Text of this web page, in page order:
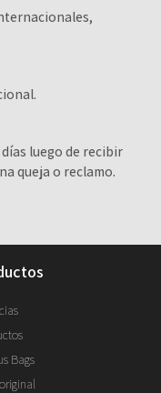
luego de recibir
queja o reclamo.
Bags